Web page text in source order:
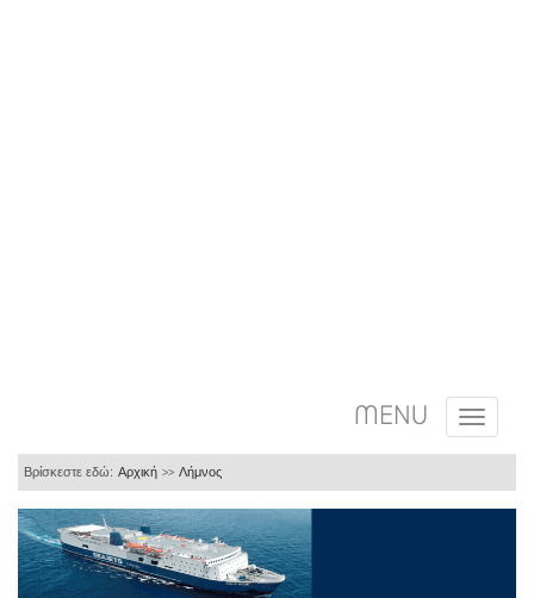
MENU
Βρίσκεστε εδώ: Αρχική >> Λήμνος